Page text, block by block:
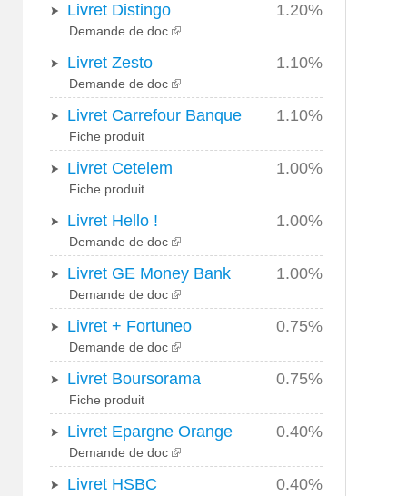
Livret Distingo 1.20%
Demande de doc
Livret Zesto 1.10%
Demande de doc
Livret Carrefour Banque 1.10%
Fiche produit
Livret Cetelem 1.00%
Fiche produit
Livret Hello ! 1.00%
Demande de doc
Livret GE Money Bank 1.00%
Demande de doc
Livret + Fortuneo 0.75%
Demande de doc
Livret Boursorama 0.75%
Fiche produit
Livret Epargne Orange 0.40%
Demande de doc
Livret HSBC 0.40%